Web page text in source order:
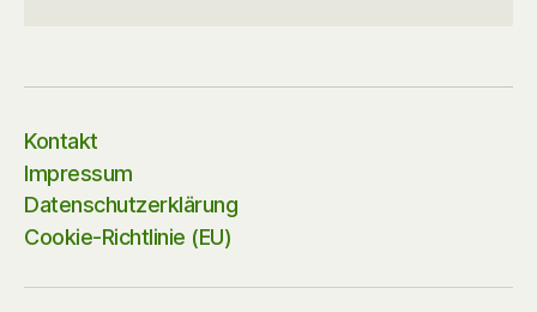
Kontakt
Impressum
Datenschutzerklärung
Cookie-Richtlinie (EU)